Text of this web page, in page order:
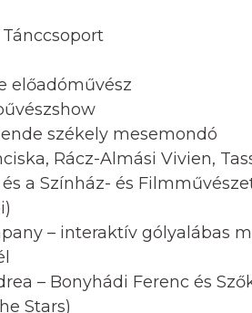
előadóművész
székely mesemondó
Rácz-Almási Vivien,
a Színház- és
– interaktív gólyalábas
– Bonyhádi Ferenc és
Stars)